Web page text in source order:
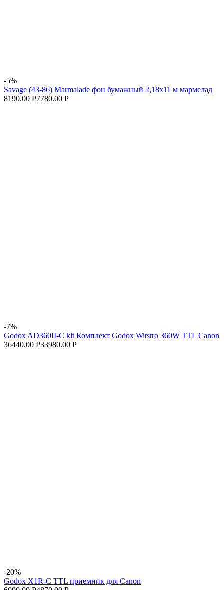
-5%
Savage (43-86) Marmalade фон бумажный 2,18x11 м мармелад
8190.00 Р7780.00 Р
-7%
Godox AD360II-C kit Комплект Godox Witstro 360W TTL Canon
36440.00 Р33980.00 Р
-20%
Godox X1R-C TTL приемник для Canon